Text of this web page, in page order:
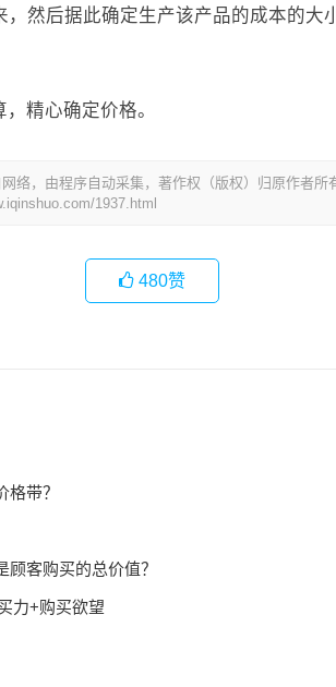
然后据此确定生产该产品的成本的大
精心确定价格。
络，由程序自动采集，著作权（版权）归原作者所
1937.html
480赞
带？
客购买的总价值？
力+购买欲望